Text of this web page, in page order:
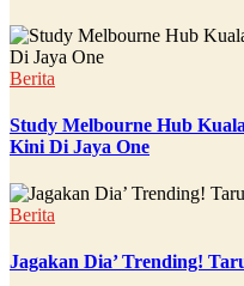
Berita
Study Melbourne Hub
Kini Di Jaya One
Berita
Jagakan Dia’ Trending!